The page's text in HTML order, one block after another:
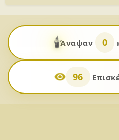
🕯️Άναψαν 0
96